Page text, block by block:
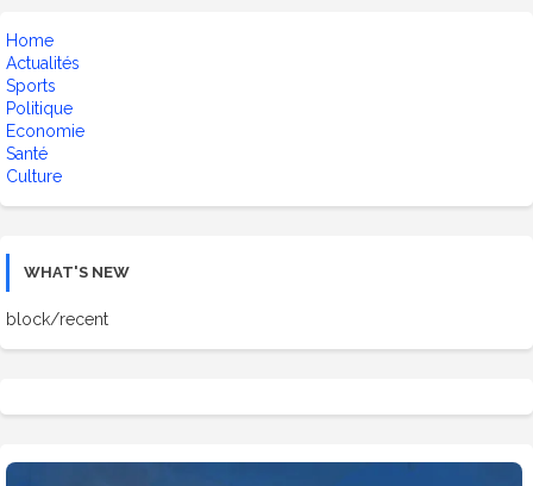
Home
Actualités
Sports
Politique
Economie
Santé
Culture
WHAT'S NEW
block/recent